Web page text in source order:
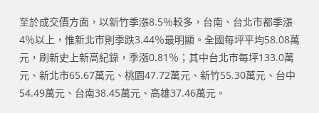
至於成交價方面，以新竹季漲8.5％較多，台南、台北市都季漲
4％以上，惟新北市則季跌3.44％最明顯。全國每坪平均58.08萬
元，刷新史上新高紀錄，季漲0.81％；其中台北市每坪133.0萬
元、新北市65.67萬元、桃園47.72萬元、新竹55.30萬元、台中
54.49萬元、台南38.45萬元、高雄37.46萬元。